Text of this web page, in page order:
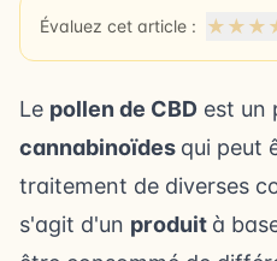
Évaluez cet article : ★ ★ ★
Le pollen de CBD est un
cannabinoïdes qui peut
traitement de diverses
s'agit d'un produit à